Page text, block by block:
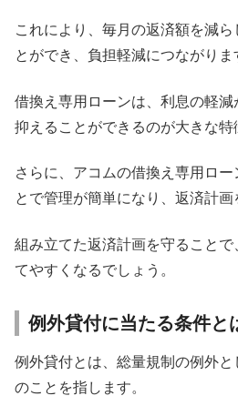
これにより、毎月の返済額を減
とができ、負担軽減につながりま
借換え専用ローンは、利息の軽
抑えることができるのが大きな特
さらに、アコムの借換え専用ロ
とで管理が簡単になり、返済計画
組み立てた返済計画を守ること
てやすくなるでしょう。
例外貸付に当たる条件と
例外貸付とは、総量規制の例外
のことを指します。